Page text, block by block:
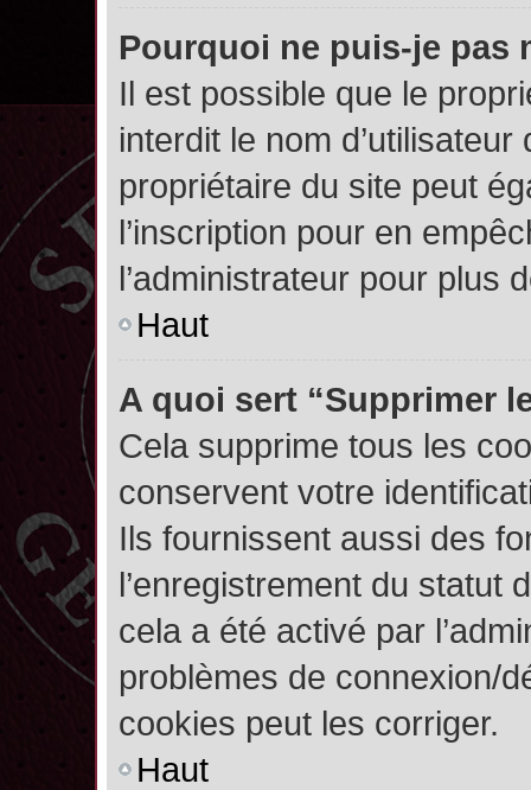
Pourquoi ne puis-je pas
Il est possible que le
interdit le nom
propriétaire du site peut
l’inscription pour en
l’administrateur pour plus
Haut
A quoi sert “Supprimer
Cela supprime tous les
conservent votre
Ils fournissent aussi des
l’enregistrement du statut
cela a été activé par
problèmes de connexion/
cookies peut les corriger.
Haut